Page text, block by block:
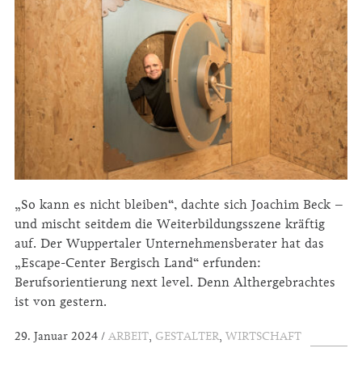
„So kann es nicht bleiben“, dachte sich Joachim Beck –
und mischt seitdem die Weiterbildungsszene kräftig
auf. Der Wuppertaler Unternehmensberater hat das
„Escape-Center Bergisch Land“ erfunden:
Berufsorientierung next level. Denn Althergebrachtes
ist von gestern.
29. Januar 2024 ARBEIT, GESTALTER, WIRTSCHAFT